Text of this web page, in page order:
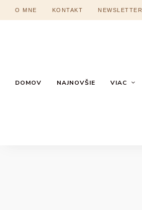
O MNE KONTAKT NEWSLETTER
DOMOV NAJNOVŠIE VIAC